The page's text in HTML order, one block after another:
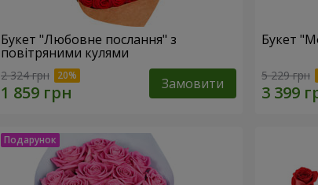
Букет "Любовне послання" з
повітряними кулями
2 324 грн Замовити
Букет
5 229 грн